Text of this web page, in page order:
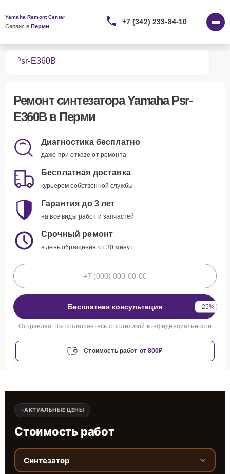
Yamaha Remont Center
Сервис в Перми
+7 (342) 233-84-10
Psr-E360B
Ремонт синтезатора Yamaha Psr-
E360Bв Перми
Диагностика бесплатно
даже при отказе от ремонта
Бесплатная доставка
курьером собственной службы
Гарантия до 3 лет
на все виды работ и запчастей
Срочный ремонт
в день обращения от 30 минут
Бесплатная консультация -25%
Отправляя, Вы соглашаетесь с политикой конфиденциальности
Стоимость работ от 800₽
АКТУАЛЬНЫЕ ЦЕНЫ
Стоимость работ
Синтезатор